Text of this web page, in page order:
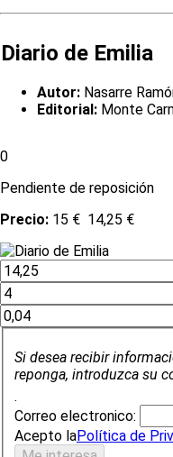
Diario de Emilia
Autor: Nasarre
Editorial: Monte
0
Pendiente de reposición
Precio: 15 € 14,25 €
Si desea recibir
reponga, introduzca su
.
Correo electronico:
Acepto laPolítica de